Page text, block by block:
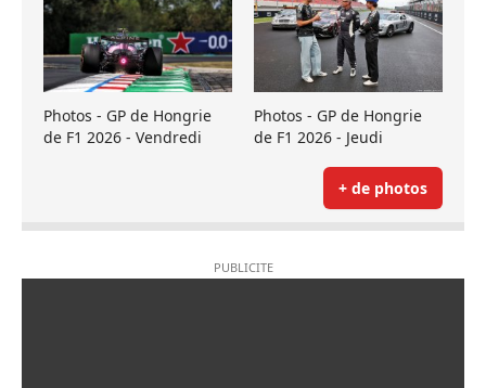
Photos - GP de Hongrie
de F1 2026 - Vendredi
Photos - GP de Hongrie
de F1 2026 - Jeudi
+ de photos